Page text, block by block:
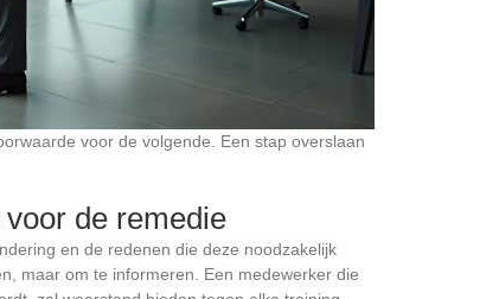
voor de volgende. Een stap overslaan
de remedie
en de redenen die deze noodzakelijk
maar om te informeren. Een medewerker die